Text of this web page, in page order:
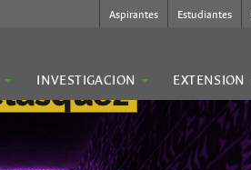
Aspirantes Estudiantes
INVESTIGACION EXTENSION